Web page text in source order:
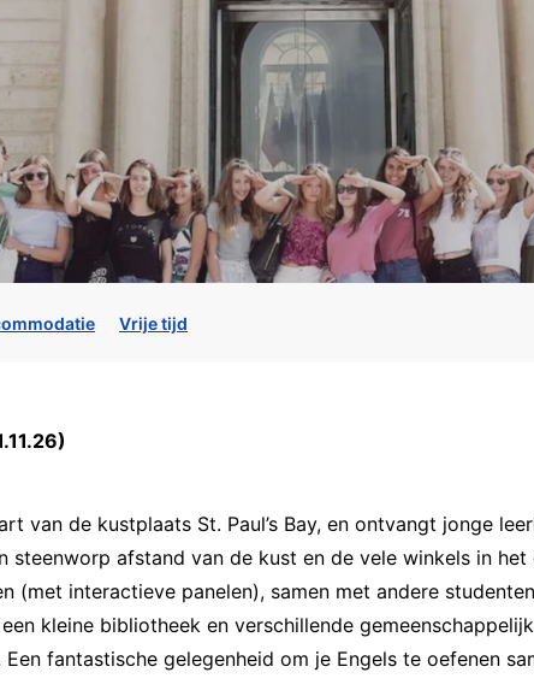
Vrije tijd
van de kustplaats St. Paul’s Bay, en ontvangt jonge
afstand van de kust en de vele winkels in het
(met interactieve panelen), samen met andere
kleine bibliotheek en verschillende
fantastische gelegenheid om je Engels te oefenen